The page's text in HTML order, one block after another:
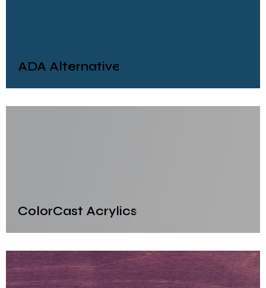
ADA Alternative
ColorCast Acrylics